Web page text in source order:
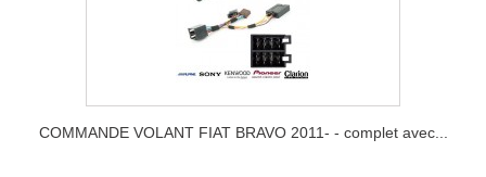
COMMANDE VOLANT FIAT BRAVO 2011- - complet avec...